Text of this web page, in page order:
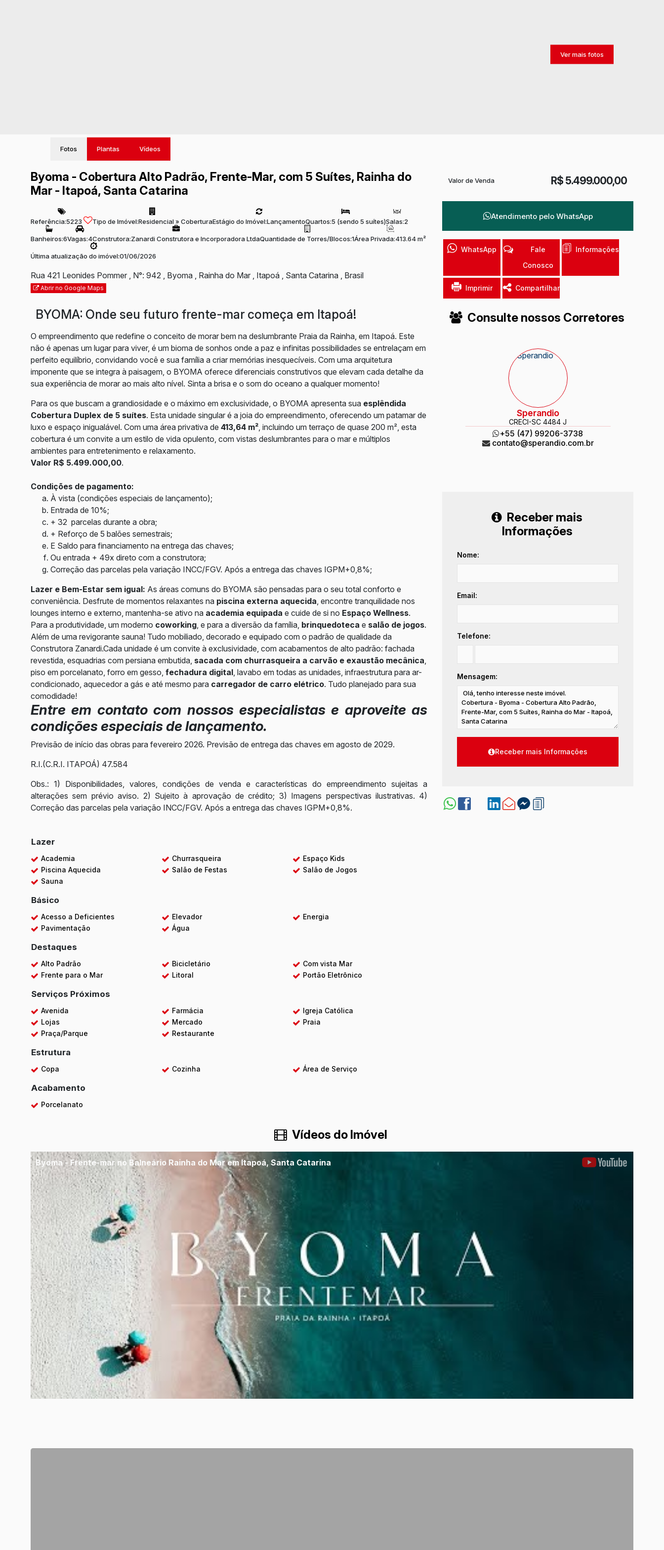
Fotos Plantas Vídeos
Byoma - Cobertura Alto Padrão, Frente-Mar, com 5 Suítes, Rainha do
Mar - Itapoá, Santa Catarina
Referência:5223 Tipo de Imóvel:Residencial» CoberturaEstágio do Imóvel:LançamentoQuartos:5 (sendo 5 suítes)Salas:2
Banheiros:6Vagas:4Construtora:Zanardi Construtora e Incorporadora LtdaQuantidade de Torres/Blocos:1Área Privada:413.64 m²
Última atualização do imóvel:01/06/2026
Rua 421 Leonides Pommer , N°: 942 , Byoma , Rainha do Mar , Itapoá , Santa Catarina , Brasil
Abrir no Google Maps
BYOMA: Onde seu futuro frente-mar começa em Itapoá!
O empreendimento que redefine o conceito de morar bem na deslumbrante Praia da Rainha, em Itapoá. Este
não é apenas um lugar para viver, é um bioma de sonhos onde a paz e infinitas possibilidades se entrelaçam em
perfeito equilíbrio, convidando você e sua família a criar memórias inesquecíveis. Com uma arquitetura
imponente que se integra à paisagem, o BYOMA oferece diferenciais construtivos que elevam cada detalhe da
sua experiência de morar ao mais alto nível. Sinta a brisa e o som do oceano a qualquer momento!
Para os que buscam a grandiosidade e o máximo em exclusividade, o BYOMA apresenta sua esplêndida
Cobertura Duplex de 5 suítes. Esta unidade singular é a joia do empreendimento, oferecendo um patamar de
luxo e espaço inigualável. Com uma área privativa de 413,64 m², incluindo um terraço de quase 200 m², esta
cobertura é um convite a um estilo de vida opulento, com vistas deslumbrantes para o mar e múltiplos
ambientes para entretenimento e relaxamento.
Valor R$ 5.499.000,00.
Condições de pagamento:
À vista (condições especiais de lançamento);
Entrada de 10%;
+ 32 parcelas durante a obra;
+ Reforço de 5 balões semestrais;
E Saldo para financiamento na entrega das chaves;
Ou entrada + 49x direto com a construtora;
Correção das parcelas pela variação INCC/FGV. Após a entrega das chaves IGPM+0,8%;
Lazer e Bem-Estar sem igual: As áreas comuns do BYOMA são pensadas para o seu total conforto e
conveniência. Desfrute de momentos relaxantes na piscina externa aquecida, encontre tranquilidade nos
lounges interno e externo, mantenha-se ativo na academia equipada e cuide de si no Espaço Wellness.
Para a produtividade, um moderno coworking, e para a diversão da família, brinquedoteca e salão de jogos.
Além de uma revigorante sauna! Tudo mobiliado, decorado e equipado com o padrão de qualidade da
Construtora Zanardi.Cada unidade é um convite à exclusividade, com acabamentos de alto padrão: fachada
revestida, esquadrias com persiana embutida, sacada com churrasqueira a carvão e exaustão mecânica,
piso em porcelanato, forro em gesso, fechadura digital, lavabo em todas as unidades, infraestrutura para ar-
condicionado, aquecedor a gás e até mesmo para carregador de carro elétrico. Tudo planejado para sua
comodidade!
Entre em contato com nossos especialistas e aproveite as
condições especiais de lançamento.
Previsão de início das obras para fevereiro 2026. Previsão de entrega das chaves em agosto de 2029.
R.I.(C.R.I. ITAPOÁ) 47.584
Obs.: 1) Disponibilidades, valores, condições de venda e características do empreendimento sujeitas a
alterações sem prévio aviso. 2) Sujeito à aprovação de crédito; 3) Imagens perspectivas ilustrativas. 4)
Correção das parcelas pela variação INCC/FGV. Após a entrega das chaves IGPM+0,8%.
Lazer
Academia Churrasqueira
Espaço Kids
Piscina Aquecida
Salão de Festas
Salão de Jogos
Sauna
Básico
Acesso a Deficientes Elevador
Energia
Pavimentação
Água
Destaques
Alto Padrão Bicicletário
Com vista Mar
Frente para o Mar
Litoral Portão Eletrônico
Serviços Próximos
Avenida Farmácia
Igreja Católica
Lojas
Mercado
Praia
Praça/Parque
Restaurante
Estrutura
Copa Cozinha Área de Serviço
Acabamento
Porcelanato
R$ 5.499.000,00
Valor de Venda
Atendimento pelo WhatsApp
WhatsApp
Fale
Conosco
Informações
Imprimir Compartilhar
Consulte nossos Corretores
Sperandio
CRECI-SC 4484 J
+55 (47) 99206-3738
contato@sperandio.com.br
Receber mais
Informações
Nome:
Email:
Telefone:
Mensagem:
Vídeos do Imóvel
Byoma - Frente-mar no Balneário Rainha do Mar em Itapoá, Santa Catarina